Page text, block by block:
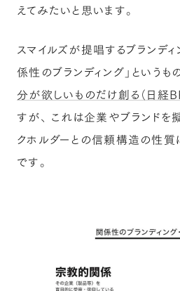
えてみたいと思います。
スマイルズが提唱するブランディ
係性のブランディング」というも
分が欲しいものだけ創る（日経BP
すが、 これは企業やブランドを
クホルダーとの信頼構造の性質
です。